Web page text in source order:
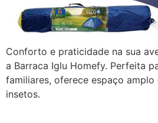
Conforto e praticidade na sua
a Barraca Iglu Homefy. Perfeita
familiares, oferece espaço
insetos.